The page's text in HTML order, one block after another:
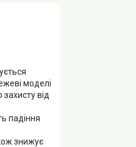
моделі
від
падіння
знижує